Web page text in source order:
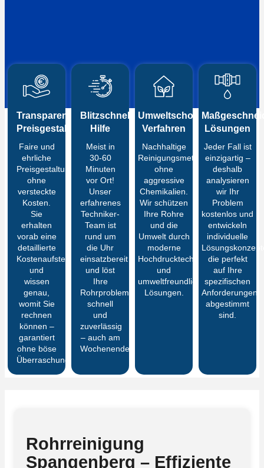
Transparente
Preisgestaltung
Faire und
ehrliche
Preisgestaltung
ohne
versteckte
Kosten.
Sie
erhalten
vorab eine
detaillierte
Kostenaufstellung
und
wissen
genau,
womit Sie
rechnen
können –
garantiert
ohne böse
Überraschungen
Blitzschnelle
Hilfe
Meist in
30-60
Minuten
vor Ort!
Unser
erfahrenes
Techniker-
Team ist
rund um
die Uhr
einsatzbereit
und löst
Ihre
Rohrprobleme
schnell
und
zuverlässig
– auch am
Wochenende.
Umweltschonende
Verfahren
Nachhaltige
Reinigungsmethoden
ohne
aggressive
Chemikalien.
Wir schützen
Ihre Rohre
und die
Umwelt durch
moderne
Hochdrucktechnik
und
umweltfreundliche
Lösungen.
Lösungen
Jeder Fall ist
einzigartig –
deshalb
analysieren
wir Ihr
Problem
kostenlos und
entwickeln
individuelle
die perfekt
auf Ihre
spezifischen
Anforderungen
abgestimmt
sind.
Rohrreinigung
Spangenberg – Effiziente